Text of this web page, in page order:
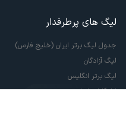
لیگ های پرطرفدار
جدول لیگ برتر ایران (خلیج فارس)
لیگ آزادگان
لیگ برتر انگلیس
لالیگا اسپانیا